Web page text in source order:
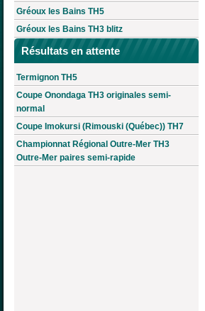
Gréoux les Bains TH5
Gréoux les Bains TH3 blitz
Résultats en attente
Termignon TH5
Coupe Onondaga TH3 originales semi-
normal
Coupe Imokursi (Rimouski (Québec)) TH7
Championnat Régional Outre-Mer TH3
Outre-Mer paires semi-rapide